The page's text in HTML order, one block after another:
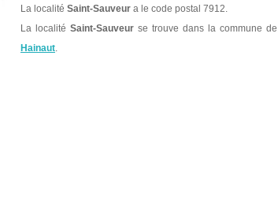
La localité Saint-Sauveur a le code postal 7912.
La localité Saint-Sauveur se trouve dans la commune de
Hainaut.